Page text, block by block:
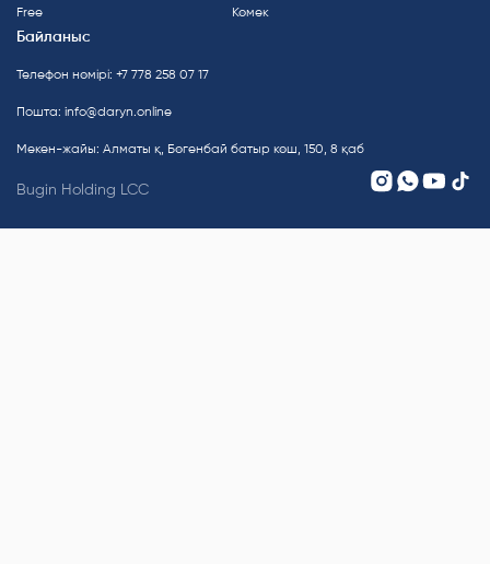
Free Көмек
Байланыс
Телефон нөмірі: +7 778 258 07 17
Пошта: info@daryn.online
Мекен-жайы: Алматы қ, Бөгенбай батыр көш, 150, 8 қаб
Bugin Holding LCC